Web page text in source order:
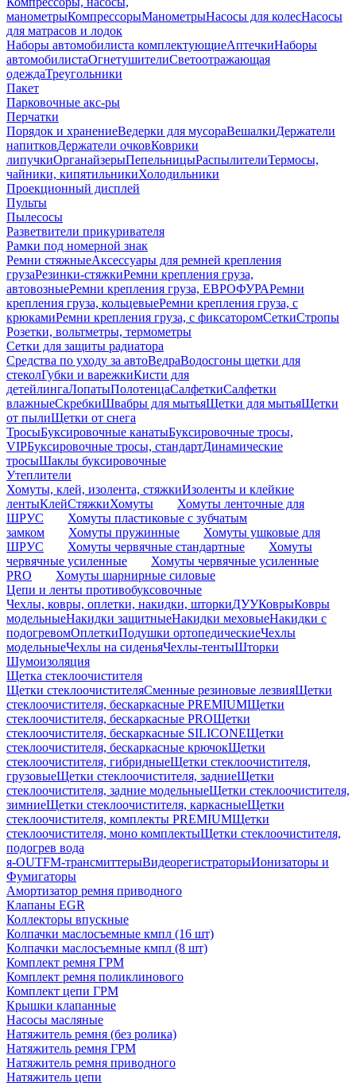
манометрыКомпрессорыМанометрыНасосы для колесНасосы
для матрасов и лодок
Наборы автомобилиста комплектующиеАптечкиНаборы
автомобилистаОгнетушителиСветоотражающая
одеждаТреугольники
Пакет
Парковочные акс-ры
Перчатки
Порядок и хранениеВедерки для мусораВешалкиДержатели
напитковДержатели очковКоврики
липучкиОрганайзерыПепельницыРаспылителиТермосы,
чайники, кипятильникиХолодильники
Проекционный дисплей
Пульты
Пылесосы
Разветвители прикуривателя
Рамки под номерной знак
Ремни стяжныеАксессуары для ремней крепления
грузаРезинки-стяжкиРемни крепления груза,
автовозныеРемни крепления груза, ЕВРОФУРАРемни
крепления груза, кольцевыеРемни крепления груза, с
крюкамиРемни крепления груза, с фиксаторомСеткиСтропы
Розетки, вольтметры, термометры
Сетки для защиты радиатора
Средства по уходу за автоВедраВодосгоны щетки для
стеколГубки и варежкиКисти для
детейлингаЛопатыПолотенцаСалфеткиСалфетки
влажныеСкребкиШвабры для мытьяЩетки для мытьяЩетки
от пылиЩетки от снега
ТросыБуксировочные канатыБуксировочные тросы,
VIPБуксировочные тросы, стандартДинамические
тросыШаклы буксировочные
Утеплители
Хомуты, клей, изолента, стяжкиИзоленты и клейкие
лентыКлейСтяжкиХомуты
Хомуты ленточные для
ШРУС
Хомуты пластиковые с зубчатым
замком
Хомуты пружинные
Хомуты ушковые для
ШРУС
Хомуты червячные стандартные
Хомуты
червячные усиленные
Хомуты червячные усиленные
PRO
Хомуты шарнирные силовые
Цепи и ленты противобуксовочные
Чехлы, ковры, оплетки, накидки, шторкиДУУКоврыКовры
модельныеНакидки защитныеНакидки меховыеНакидки с
подогревомОплеткиПодушки ортопедическиеЧехлы
модельныеЧехлы на сиденьяЧехлы-тентыШторки
Шумоизоляция
Щетка стеклоочистителя
Щетки стеклоочистителяСменные резиновые лезвияЩетки
стеклоочистителя, бескаркасные PREMIUMЩетки
стеклоочистителя, бескаркасные PROЩетки
стеклоочистителя, бескаркасные SILICONEЩетки
стеклоочистителя, бескаркасные крючокЩетки
стеклоочистителя, гибридныеЩетки стеклоочистителя,
грузовыеЩетки стеклоочистителя, задниеЩетки
стеклоочистителя, задние модельныеЩетки стеклоочистителя,
зимниеЩетки стеклоочистителя, каркасныеЩетки
стеклоочистителя, комплекты PREMIUMЩетки
стеклоочистителя, моно комплектыЩетки стеклоочистителя,
подогрев вода
я-OUTFM-трансмиттерыВидеорегистраторыИонизаторы и
Фумигаторы
Амортизатор ремня приводного
Клапаны EGR
Коллекторы впускные
Колпачки маслосъемные кмпл (16 шт)
Колпачки маслосъемные кмпл (8 шт)
Комплект ремня ГРМ
Комплект ремня поликлинового
Комплект цепи ГРМ
Крышки клапанные
Насосы масляные
Натяжитель ремня (без ролика)
Натяжитель ремня ГРМ
Натяжитель ремня приводного
Натяжитель цепи